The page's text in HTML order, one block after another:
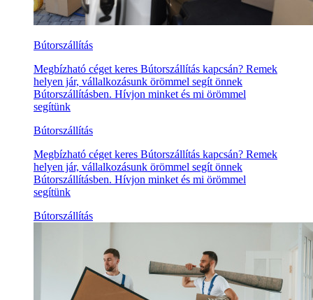
Bútorszállítás
Megbízható céget keres Bútorszállítás kapcsán? Remek
helyen jár, vállalkozásunk örömmel segít önnek
Bútorszállításben. Hívjon minket és mi örömmel
segítünk
Bútorszállítás
Megbízható céget keres Bútorszállítás kapcsán? Remek
helyen jár, vállalkozásunk örömmel segít önnek
Bútorszállításben. Hívjon minket és mi örömmel
segítünk
Bútorszállítás